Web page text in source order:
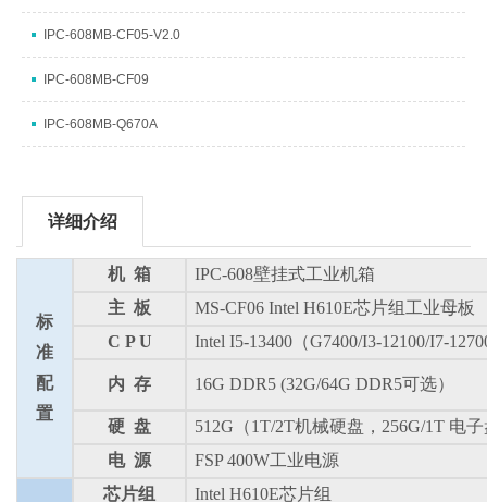
IPC-608MB-CF05-V2.0
IPC-608MB-CF09
IPC-608MB-Q670A
详细介绍
标
准
配
置
机 箱
IPC-608壁挂式工业机箱
主 板
MS-CF06 Intel H610E芯片组工业母板
C P U
Intel I5-13400（G7400/I3-12100/I7-
内 存 16G DDR5 (32G/64G DDR5可选）
硬 盘
512G（1T/2T机械硬盘，256G/1T 电
电 源 FSP 400W工业电源
芯片组
Intel H610E芯片组